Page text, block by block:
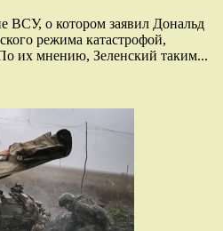
ВСУ, о котором заявил Дональд
режима катастрофой,
их мнению, Зеленский таким...